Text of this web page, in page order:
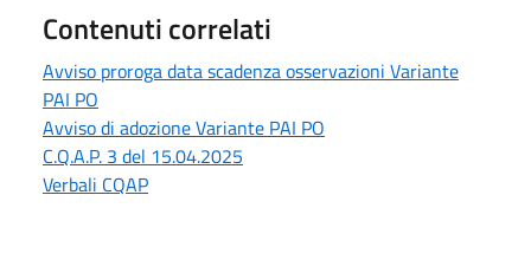
Contenuti correlati
Avviso proroga data scadenza osservazioni Variante
PAI PO
Avviso di adozione Variante PAI PO
C.Q.A.P. 3 del 15.04.2025
Verbali CQAP